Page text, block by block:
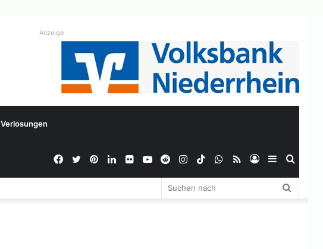
Anzeige
Verlosungen
Sidebar
Anmelden
RSS
WhatsApp
TikTok
Instagram
Reddit
YouTube
Flickr
LinkedIn
Pinterest
Twitter
Facebook